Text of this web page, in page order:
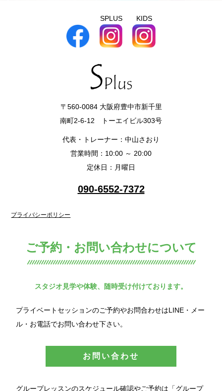
SPLUS KIDS
〒560-0084 大阪府豊中市新千里
南町2-6-12 トーエイビル303号
代表・トレーナー：中山さおり
営業時間：10:00 ～ 20:00
定休日：月曜日
090-6552-7372
プライバシーポリシー
ご予約・お問い合わせについて
スタジオ見学や体験、随時受け付けております。
プライベートセッションのご予約やお問合わせはLINE・メー
ル・お電話でお問い合わせ下さい。
お問い合わせ
グループレッスンのスケジュール確認やご予約は「グループ